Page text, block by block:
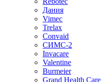
Дания
Vimec
Trelax
Convaid
СИМС-2
Invacare
Valentine
Burmeier
Grand Health Care